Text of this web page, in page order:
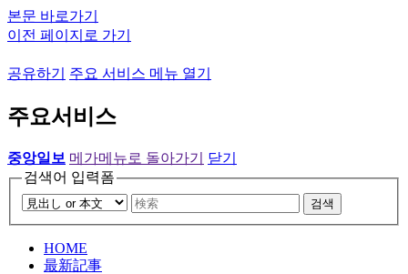
본문 바로가기
이전 페이지로 가기
공유하기 주요 서비스 메뉴 열기
주요서비스
중앙일보 메가메뉴로 돌아가기
닫기
검색어 입력폼
검색
HOME
最新記事